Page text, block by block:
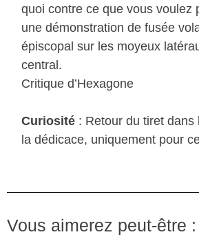
quoi contre ce que vous voulez
une démonstration de fusée
épiscopal sur les moyeux
central.
Critique d’Hexagone
Curiosité : Retour du tiret dans
la dédicace, uniquement pour
Vous aimerez peut-être :